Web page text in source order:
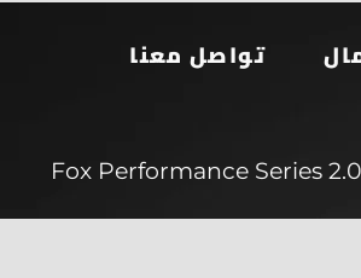
تواصل معنا
Fox Performance Series